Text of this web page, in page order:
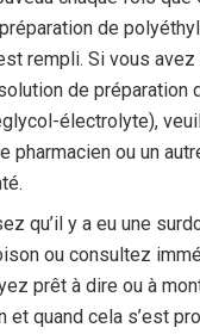
de
rempli. Si vous
de préparation
électrolyte),
pharmacien ou un
qu’il y a eu une
ou consultez
prêt à dire ou à
et quand cela s’est